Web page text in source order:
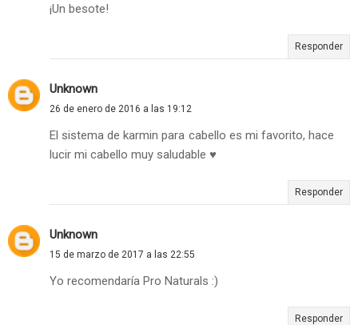
¡Un besote!
Responder
Unknown
26 de enero de 2016 a las 19:12
El sistema de karmin para cabello es mi favorito, hace
lucir mi cabello muy saludable ♥
Responder
Unknown
15 de marzo de 2017 a las 22:55
Yo recomendaría Pro Naturals :)
Responder